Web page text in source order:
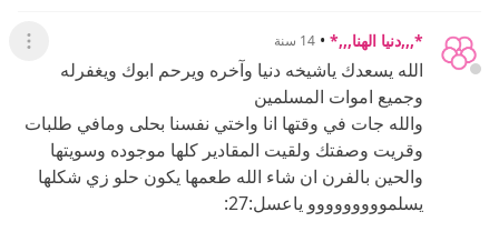
*,,,دنيا الهنا,,,* • 14 سنة عرض
الله يسعدك ياشيخه دنيا وآخره ويرحم ابوك ويغفرله
وجميع اموات المسلمين
والله جات في وقتها انا واختي نفسنا بحلى ومافي طلبات
وقريت وصفتك ولقيت المقادير كلها موجوده وسويتها
والحين بالفرن ان شاء الله طعمها يكون حلو زي شكلها
يسلمووووووووو ياعسل:27: